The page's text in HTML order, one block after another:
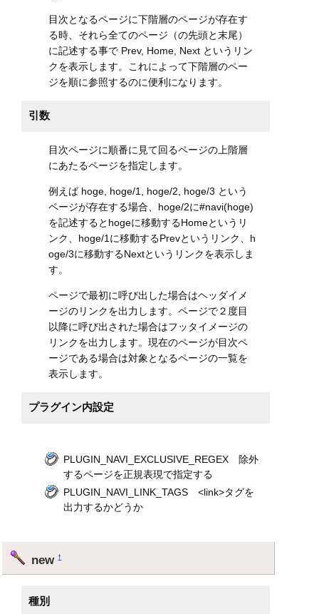
目次となるページに下階層のページが存在す
る時、それら全てのページ（の先頭と末尾）
に記述する事で Prev, Home, Next というリン
クを表示します。これによって下階層のペー
ジを順に参照するのに便利になります。
引数
目次ページに順番に見て回るページの上階層
にあたるページを指定します。
例えば hoge, hoge/1, hoge/2, hoge/3 という
ページが存在する場合、hoge/2に#navi(hoge)
を記述するとhogeに移動するHomeというリ
ンク、hoge/1に移動するPrevというリンク、h
oge/3に移動するNextというリンクを表示しま
す。
ページで最初に呼び出した場合はヘッダイメ
ージのリンクを出力します。ページで２度目
以降に呼び出された場合はフッタイメージの
リンクを出力します。現在のページが目次ペ
ージである場合は対象となるページの一覧を
表示します。
プラグイン内設定
PLUGIN_NAVI_EXCLUSIVE_REGEX 除外
するページを正規表現で指定する
PLUGIN_NAVI_LINK_TAGS <link>タグを
出力するかどうか
new†
種別